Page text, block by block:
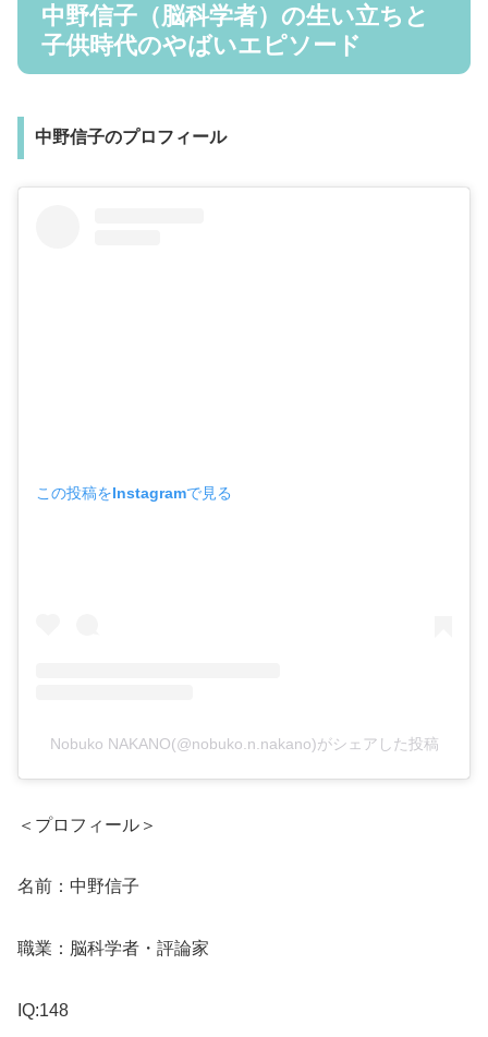
中野信子（脳科学者）の生い立ちと
子供時代のやばいエピソード
中野信子のプロフィール
この投稿をInstagramで見る
Nobuko NAKANO(@nobuko.n.nakano)がシェアした投稿
＜プロフィール＞
名前：中野信子
職業：脳科学者・評論家
IQ:148